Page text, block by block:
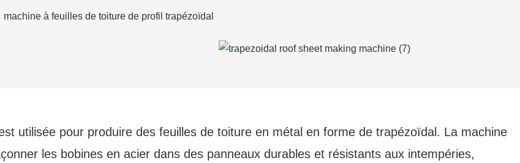
machine à feuilles de toiture de profil trapézoïdal
utilisée pour produire des feuilles de toiture en métal en forme de trapézoïdal. La machine
les bobines en acier dans des panneaux durables et résistants aux intempéries,